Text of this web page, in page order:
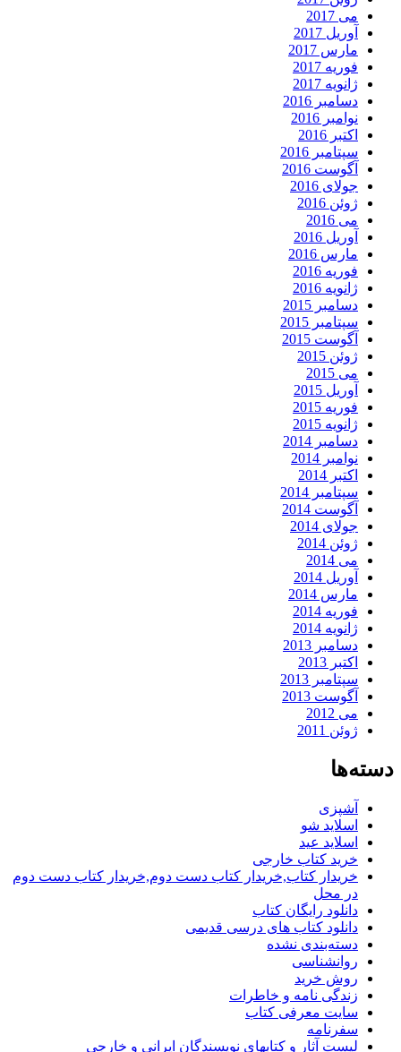
می 2017
آوریل 2017
مارس 2017
فوریه 2017
ژانویه 2017
دسامبر 2016
نوامبر 2016
اکتبر 2016
سپتامبر 2016
آگوست 2016
جولای 2016
ژوئن 2016
می 2016
آوریل 2016
مارس 2016
فوریه 2016
ژانویه 2016
دسامبر 2015
سپتامبر 2015
آگوست 2015
ژوئن 2015
می 2015
آوریل 2015
فوریه 2015
ژانویه 2015
دسامبر 2014
نوامبر 2014
اکتبر 2014
سپتامبر 2014
آگوست 2014
جولای 2014
ژوئن 2014
می 2014
آوریل 2014
مارس 2014
فوریه 2014
ژانویه 2014
دسامبر 2013
اکتبر 2013
سپتامبر 2013
آگوست 2013
می 2012
ژوئن 2011
دسته‌ها
آشپزی
اسلاید شو
اسلاید عید
خرید کتاب خارجی
خریدار کتاب,خریدار کتاب دست دوم,خریدار کتاب دست دوم
در محل
دانلود رایگان کتاب
دانلود کتاب های درسی قدیمی
دسته‌بندی نشده
روانشناسی
روش خرید
زندگی نامه و خاطرات
سایت معرفی کتاب
سفرنامه
لیست آثار و کتابهای نویسندگان ایرانی و خارجی